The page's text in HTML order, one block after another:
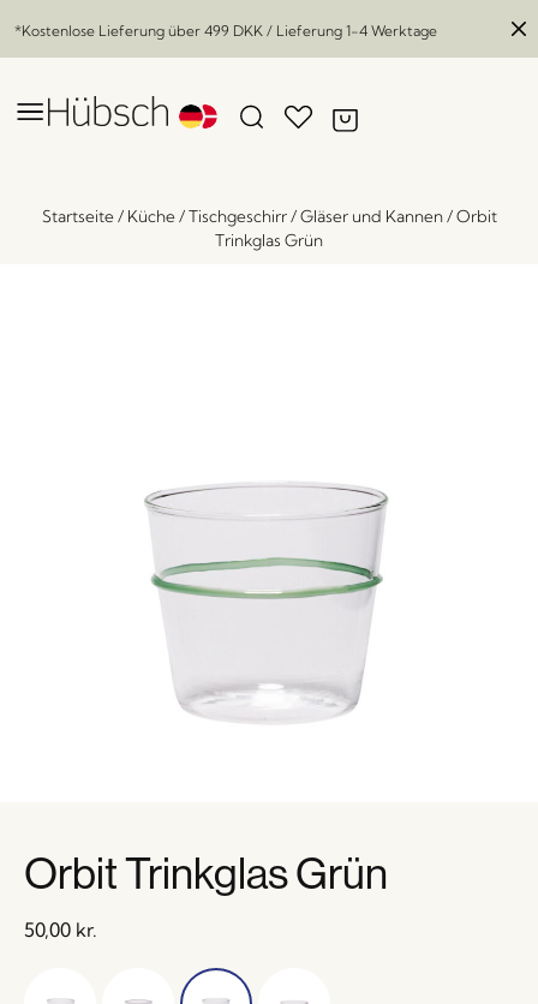
*Kostenlose Lieferung über 499 DKK / Lieferung 1-4 Werktage
Startseite/ Küche/Tischgeschirr/Gläser und Kannen/Orbit
Trinkglas Grün
Orbit Trinkglas Grün
50,00 kr.